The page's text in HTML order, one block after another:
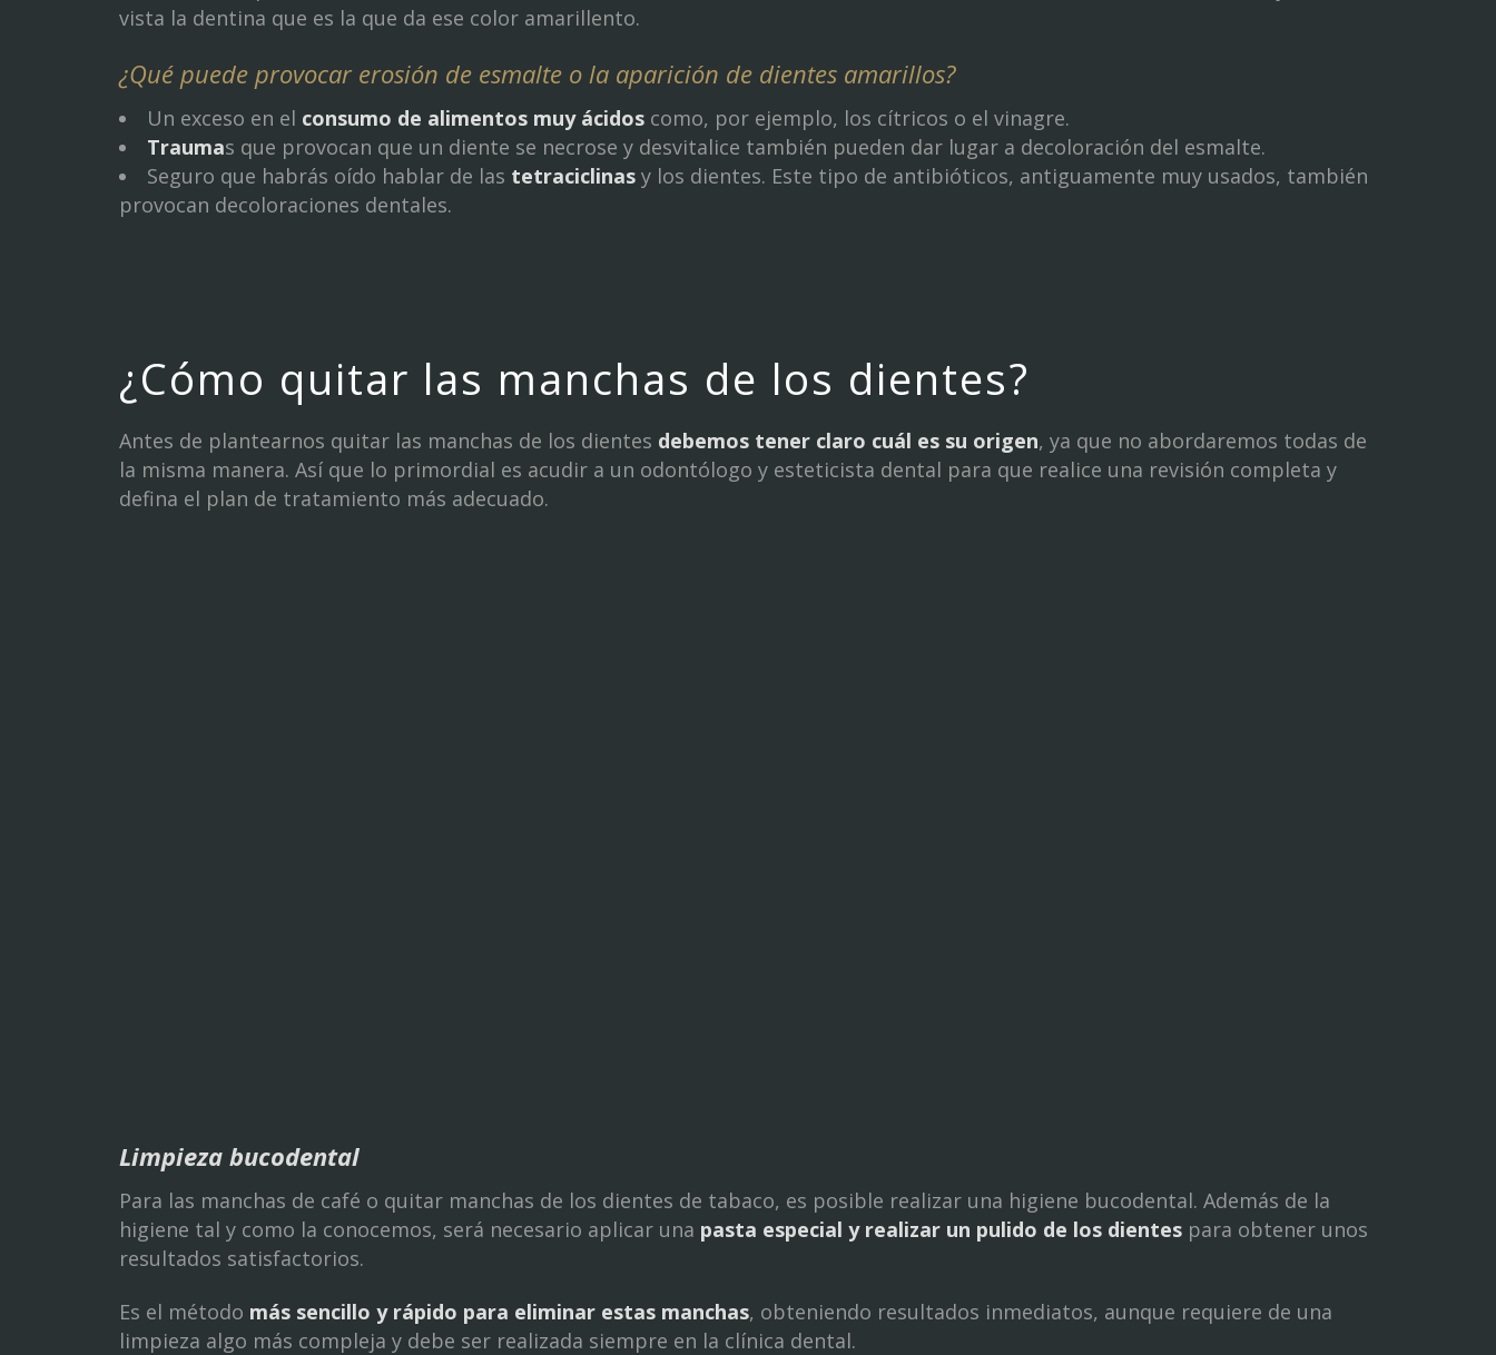
vista la dentina que es la que da ese color amarillento.
¿Qué puede provocar erosión de esmalte o la aparición de dientes amarillos?
Un exceso en el consumo de alimentos muy ácidos como, por ejemplo, los cítricos o el vinagre.
Traumas que provocan que un diente se necrose y desvitalice también pueden dar lugar a decoloración del esmalte.
Seguro que habrás oído hablar de las tetraciclinas y los dientes. Este tipo de antibióticos, antiguamente muy usados, también
provocan decoloraciones dentales.
¿Cómo quitar las manchas de los dientes?
Antes de plantearnos quitar las manchas de los dientes debemos tener claro cuál es su origen, ya que no abordaremos todas de
la misma manera. Así que lo primordial es acudir a un odontólogo y esteticista dental para que realice una revisión completa y
defina el plan de tratamiento más adecuado.
Limpieza bucodental
Para las manchas de café o quitar manchas de los dientes de tabaco, es posible realizar una higiene bucodental. Además de la
higiene tal y como la conocemos, será necesario aplicar una pasta especial y realizar un pulido de los dientes para obtener unos
resultados satisfactorios.
Es el método más sencillo y rápido para eliminar estas manchas, obteniendo resultados inmediatos, aunque requiere de una
limpieza algo más compleja y debe ser realizada siempre en la clínica dental.